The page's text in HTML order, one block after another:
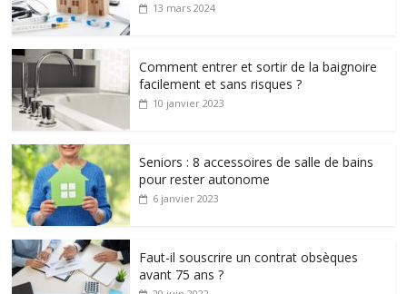
13 mars 2024
Comment entrer et sortir de la baignoire
facilement et sans risques ?
10 janvier 2023
Seniors : 8 accessoires de salle de bains
pour rester autonome
6 janvier 2023
Faut-il souscrire un contrat obsèques
avant 75 ans ?